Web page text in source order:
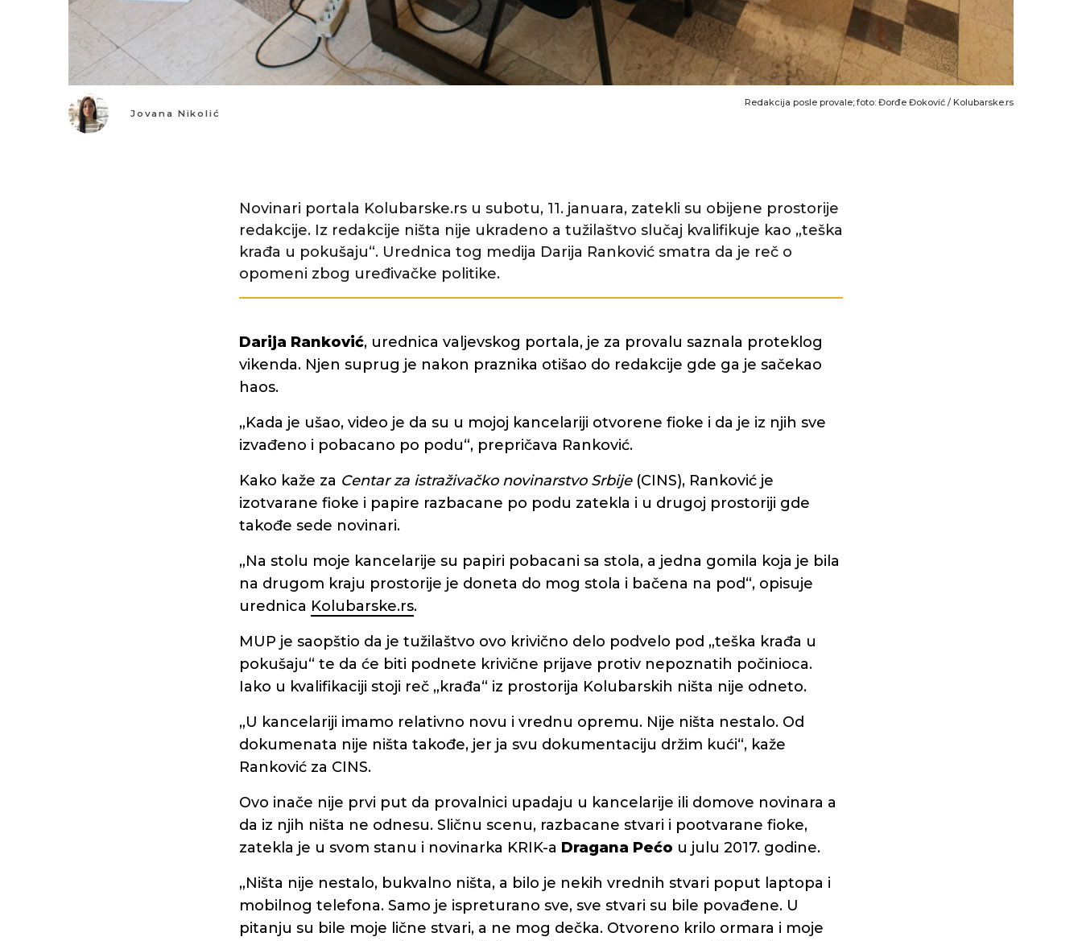
Jovana Nikolić
Redakcija posle provale; foto: Đorđe Đoković / Kolubarske.rs
Novinari portala Kolubarske.rs u subotu, 11. januara, zatekli su obijene prostorije
redakcije. Iz redakcije ništa nije ukradeno a tužilaštvo slučaj kvalifikuje kao „teška
krađa u pokušaju“. Urednica tog medija Darija Ranković smatra da je reč o
opomeni zbog uređivačke politike.
Darija Ranković, urednica valjevskog portala, je za provalu saznala proteklog
vikenda. Njen suprug je nakon praznika otišao do redakcije gde ga je sačekao
haos.
„Kada je ušao, video je da su u mojoj kancelariji otvorene fioke i da je iz njih sve
izvađeno i pobacano po podu“, prepričava Ranković.
Kako kaže za Centar za istraživačko novinarstvo Srbije(CINS), Ranković je
izotvarane fioke i papire razbacane po podu zatekla i u drugoj prostoriji gde
takođe sede novinari.
„Na stolu moje kancelarije su papiri pobacani sa stola, a jedna gomila koja je bila
na drugom kraju prostorije je doneta do mog stola i bačena na pod“, opisuje
urednica Kolubarske.rs.
MUP je saopštio da je tužilaštvo ovo krivično delo podvelo pod „teška krađa u
pokušaju“ te da će biti podnete krivične prijave protiv nepoznatih počinioca.
Iako u kvalifikaciji stoji reč „krađa“ iz prostorija Kolubarskih ništa nije odneto.
„U kancelariji imamo relativno novu i vrednu opremu. Nije ništa nestalo. Od
dokumenata nije ništa takođe, jer ja svu dokumentaciju držim kući“, kaže
Ranković za CINS.
Ovo inače nije prvi put da provalnici upadaju u kancelarije ili domove novinara a
da iz njih ništa ne odnesu. Sličnu scenu, razbacane stvari i pootvarane fioke,
zatekla je u svom stanu i novinarka KRIK-a Dragana Pećo u julu 2017. godine.
„Ništa nije nestalo, bukvalno ništa, a bilo je nekih vrednih stvari poput laptopa i
mobilnog telefona. Samo je ispreturano sve, sve stvari su bile povađene. U
pitanju su bile moje lične stvari, a ne mog dečka. Otvoreno krilo ormara i moje